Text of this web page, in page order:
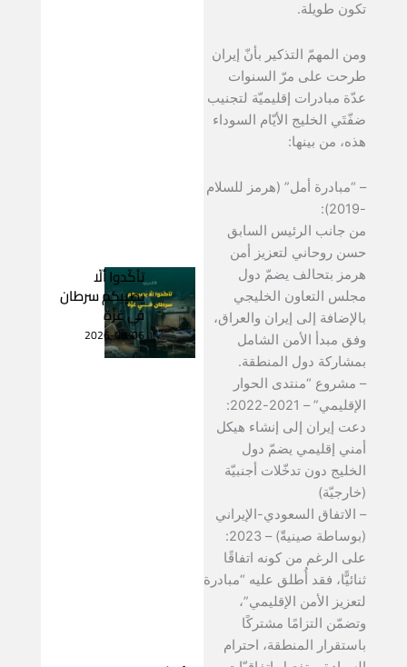
تكون طويلة.
ومن المهمّ التذكير بأنّ إيران
طرحت على مرّ السنوات
عدّة مبادرات إقليميّة لتجنيب
ضفّتَي الخليج الأيّام السوداء
هذه، من بينها:
– “مبادرة أمل” (هرمز للسلام
-2019):
من جانب الرئيس السابق
حسن روحاني لتعزيز أمن
هرمز بتحالف يضمّ دول
مجلس التعاون الخليجي
بالإضافة إلى إيران والعراق،
وفق مبدأ الأمن الشامل
بمشاركة دول المنطقة.
– مشروع “منتدى الحوار
الإقليمي” – 2021-2022:
دعت إيران إلى إنشاء هيكل
أمني إقليمي يضمّ دول
الخليج دون تدخّلات أجنبيّة
(خارجيّة)
– الاتفاق السعودي-الإيراني
(بوساطة صينيةّ) – 2023:
على الرغم من كونه اتفاقًا
ثنائيًّا، فقد أُطلق عليه “مبادرة
لتعزيز الأمن الإقليمي”،
وتضمّن التزامًا مشتركًا
باستقرار المنطقة، احترام
تأكّدوا ألّا
يصيبكم سرطان
في غزّة
2026-08-06